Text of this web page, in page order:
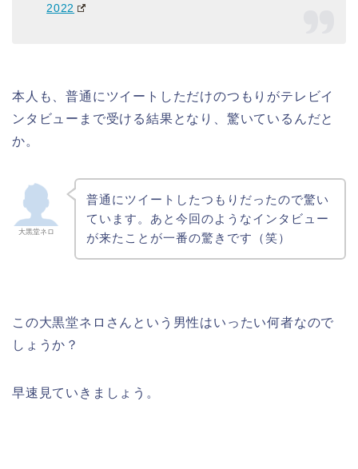
2022
本人も、普通にツイートしただけのつもりがテレビイ
ンタビューまで受ける結果となり、驚いているんだと
か。
大黒堂ネロ
普通にツイートしたつもりだったので驚い
ています。あと今回のようなインタビュー
が来たことが一番の驚きです（笑）
この大黒堂ネロさんという男性はいったい何者なので
しょうか？
早速見ていきましょう。